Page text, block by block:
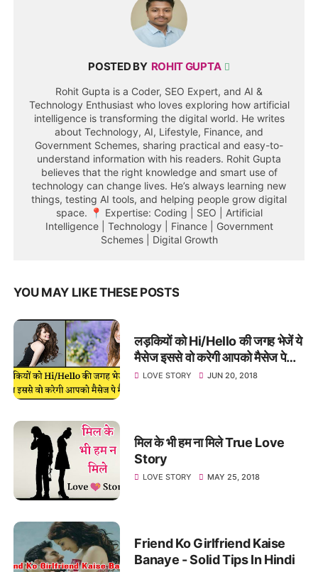
POSTED BY ROHIT GUPTA
Rohit Gupta is a Coder, SEO Expert, and AI &
Technology Enthusiast who loves exploring how artificial
intelligence is transforming the digital world. He writes
about Technology, AI, Lifestyle, Finance, and
Government Schemes, sharing practical and easy-to-
understand information with his readers. Rohit Gupta
believes that the right knowledge and smart use of
technology can change lives. He’s always learning new
things, testing AI tools, and helping people grow digital
space. 📍 Expertise: Coding | SEO | Artificial
Intelligence | Technology | Finance | Government
Schemes | Digital Growth
YOU MAY LIKE THESE POSTS
लड़कियों को Hi/Hello की जगह भेजें ये
मैसेज इससे वो करेगी आपको मैसेज पे
मैसेज
LOVE STORY JUN 20, 2018
मिल के भी हम ना मिले True Love
Story
LOVE STORY MAY 25, 2018
Friend Ko Girlfriend Kaise
Banaye - Solid Tips In Hindi